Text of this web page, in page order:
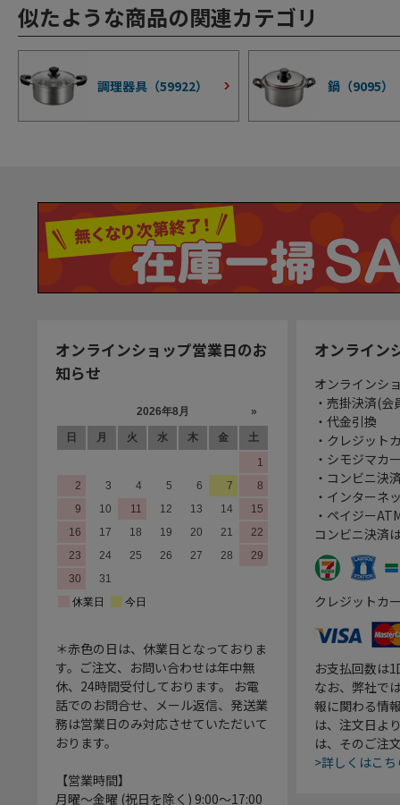
似たような商品の関連カテゴリ
調理器具（59922） 鍋（9095）
オンラインショップ営業日のお
知らせ
＊赤色の日は、休業日となっておりま
す。ご注文、お問い合わせは年中無
休、24時間受付しております。 お電
話でのお問合せ、メール返信、発送業
務は営業日のみ対応させていただいて
おります。
【営業時間】
月曜～金曜 (祝日を除く) 9:00～17:00
オンライン
オンラインシ
・売掛決済(
・代金引換
・クレジット
・シモジマカ
・コンビニ決
・インターネ
・ペイジー
コンビニ決済
クレジットカ
お支払回数は
なお、弊社で
報に関わる情
は、注文日よ
は、そのご注
>詳しくはこち